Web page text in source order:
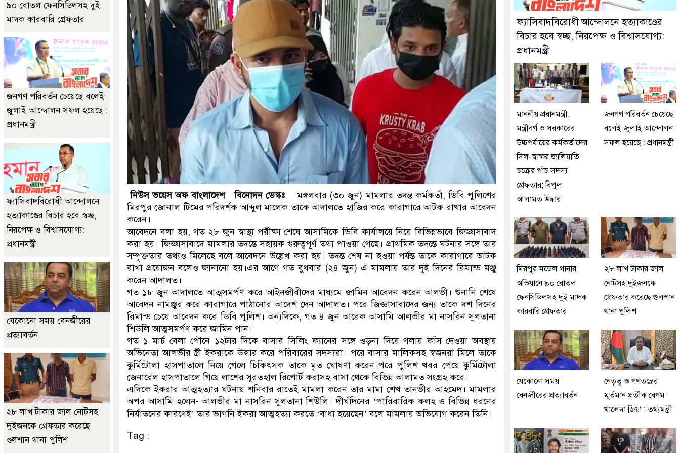
প্রস্তুতিকালে দুইজনকে গ্রেফতার করেছে মিরপুর মডেল থানা পুলিশ
নিউস ভয়েস অফ বাংলাদেশ বিনোদন ডেস্কঃ
মঙ্গলবার (৩০ জুন) মামলার তদন্ত কর্মকর্তা, ডিবি পুলিশের
মিরপুর জোনাল টিমের পরিদর্শক আব্দুল মালেক তাকে আদালতে হাজির করে কারাগারে আটক রাখার আবেদন
করেন।
আবেদনে বলা হয়, গত ২৮ জুন স্বাস্থ্য পরীক্ষা শেষে আসামিকে ডিবি কার্যালয়ে নিয়ে বিভিন্নভাবে জিজ্ঞাসাবাদ
করা হয়। জিজ্ঞাসাবাদে মামলার তদন্তে সহায়ক গুরুত্বপূর্ণ তথ্য পাওয়া গেছে। প্রাথমিক তদন্তে ঘটনার সঙ্গে তার
সম্পৃক্ততার তথ্যও মিলেছে বলে আবেদনে উল্লেখ করা হয়। তদন্ত শেষ না হওয়া পর্যন্ত তাকে কারাগারে আটক
রাখা প্রয়োজন বলেও জানানো হয়।এর আগে গত বুধবার (২৪ জুন) এ মামলায় তার দুই দিনের রিমান্ড মঞ্জু
করেন আদালত।
গত ১৮ জুন আদালতে আত্মসমর্পণ করে আইনজীবীদের মাধ্যমে জামিন আবেদন করেন আলভী। শুনানি শেষে
আবেদন নামঞ্জুর করে কারাগারে পাঠানোর আদেশ দেন আদালত। পরে জিজ্ঞাসাবাদের জন্য তাকে দশ দিনের
রিমান্ড চেয়ে আবেদন করে ডিবি পুলিশ। অন্যদিকে, গত ৪ জুন আরেক আসামি আলভীর মা নাসরিন সুলতানা
শিউলি আত্মসমর্পণ করে জামিন পান।
গত ১ মার্চ বেলা পৌনে ১২টার দিকে বাসার সিলিং ফ্যানের সঙ্গে ওড়না দিয়ে গলায় ফাঁস দেওয়া অবস্থায়
অভিনেতা আলভীর স্ত্রী ইকরাকে উদ্ধার করে পরিবারের সদস্যরা। পরে বাসার মালিকসহ স্বজনরা মিলে তাকে
কুর্মিটোলা হাসপাতালে নিয়ে গেলে চিকিৎসক তাকে মৃত ঘোষণা করেন।পরে পুলিশ খবর পেয়ে কুর্মিটোলা
জেনারেল হাসপাতালে গিয়ে লাশের সুরতহাল রিপোর্ট করাসহ বাসা থেকে বিভিন্ন আলামত সংগ্রহ করে।
এদিকে ইকরার আত্মহত্যার ঘটনায় শনিবার রাতেই মামলা করেন তার মামা শেখ তানভীর আহমেদ। মামলার
অপর আসামি হলেন- আলভীর মা নাসরিন সুলতানা শিউলি। দীর্ঘদিনের ‘পারিবারিক কলহ ও বিভিন্ন ধরনের
নির্যাতনের কারণেই’ তার ভাগনি ইকরা আত্মহত্যা করতে ‘বাধ্য হয়েছেন’ বলে মামলায় অভিযোগ করেন তিনি।
Tag :
৯০ বোতল ফেনসিডিলসহ দুই
মাদক কারবারি গ্রেফতার
জনগণ পরিবর্তন চেয়েছে বলেই
জুলাই আন্দোলন সফল হয়েছে :
প্রধানমন্ত্রী
ফ্যাসিবাদবিরোধী আন্দোলনে
হত্যাকাণ্ডের বিচার হবে স্বচ্ছ,
নিরপেক্ষ ও বিশ্বাসযোগ্য:
প্রধানমন্ত্রী
যেকোনো সময় বেনজীরের
প্রত্যাবর্তন
২৮ লাখ টাকার জাল নোটসহ
দুইজনকে গ্রেফতার করেছে
গুলশান থানা পুলিশ
ফ্যাসিবাদবিরোধী আন্দোলনে হত্যাকাণ্ডের
বিচার হবে স্বচ্ছ, নিরপেক্ষ ও বিশ্বাসযোগ্য:
প্রধানমন্ত্রী
মাননীয় প্রধানমন্ত্রী,
মন্ত্রীবর্গ ও সরকারের
উচ্চপর্যায়ের কর্মকর্তাদের
সিল-স্বাক্ষর জালিয়াতি
চক্রের পাঁচ সদস্য
গ্রেফতার; বিপুল
আলামত উদ্ধার
জনগণ পরিবর্তন চেয়েছে
বলেই জুলাই আন্দোলন
সফল হয়েছে : প্রধানমন্ত্রী
মিরপুর মডেল থানার
অভিযানে ৯০ বোতল
ফেনসিডিলসহ দুই মাদক
কারবারি গ্রেফতার
২৮ লাখ টাকার জাল
নোটসহ দুইজনকে
গ্রেফতার করেছে গুলশান
থানা পুলিশ
যেকোনো সময়
বেনজীরের প্রত্যাবর্তন
নেতৃত্ব ও গণতন্ত্রের
মূর্তমান প্রতীক বেগম
খালেদা জিয়া : তথ্যমন্ত্রী